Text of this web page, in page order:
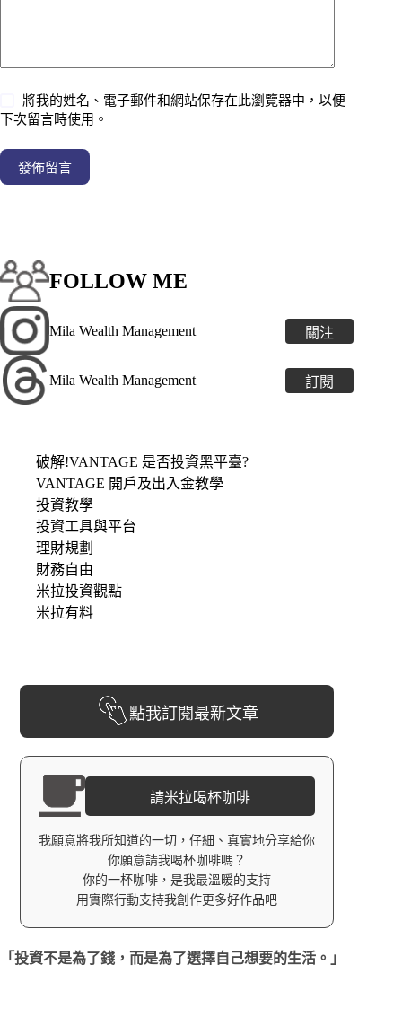
將我的姓名、電子郵件和網站保存在此瀏覽器中，以便
下次留言時使用。
發佈留言
FOLLOW ME
Mila Wealth Management 關注
Mila Wealth Management 訂閱
破解!VANTAGE 是否投資黑平臺?
VANTAGE 開戶及出入金教學
投資教學
投資工具與平台
理財規劃
財務自由
米拉投資觀點
米拉有料
點我訂閱最新文章
請米拉喝杯咖啡
我願意將我所知道的一切，仔細、真實地分享給你
你願意請我喝杯咖啡嗎？
你的一杯咖啡，是我最溫暖的支持
用實際行動支持我創作更多好作品吧
「投資不是為了錢，而是為了選擇自己想要的生活。」